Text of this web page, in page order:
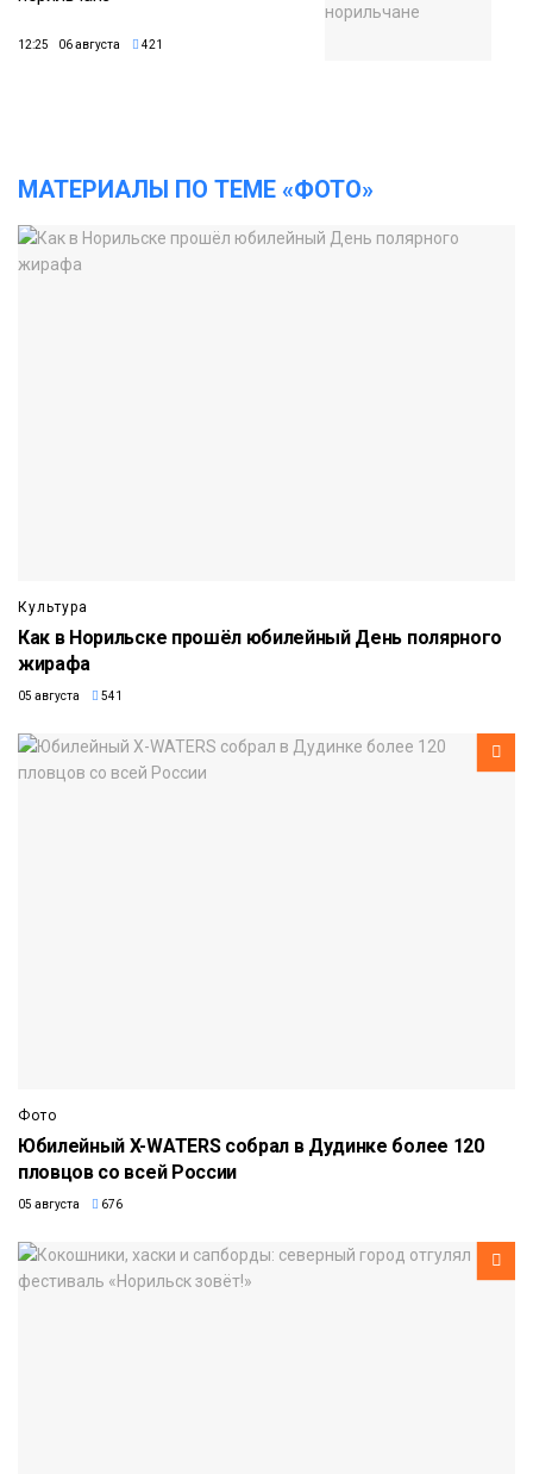
12:25 06 августа 421
МАТЕРИАЛЫ ПО ТЕМЕ «ФОТО»
Культура
Как в Норильске прошёл юбилейный День полярного
жирафа
05 августа 541
Фото
Юбилейный X-WATERS собрал в Дудинке более 120
пловцов со всей России
05 августа 676